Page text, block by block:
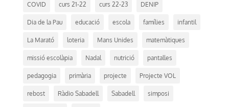
COVID curs 21-22 curs 22-23 DENIP
Dia de la Pau educació escola famílies infantil
La Marató loteria Mans Unides matemàtiques
missió escolàpia Nadal nutrició pantalles
pedagogia primària projecte Projecte VOL
rebost Ràdio Sabadell Sabadell simposi